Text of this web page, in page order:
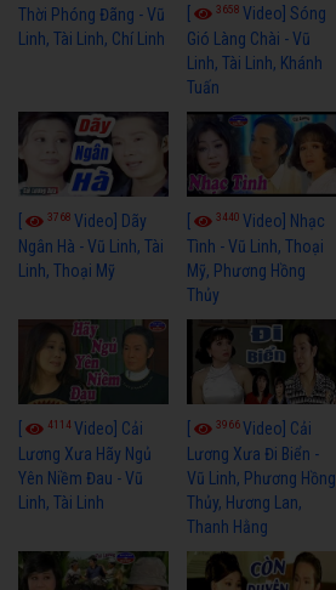
Thời Phóng Đãng - Vũ
Linh, Tài Linh, Chí Linh
3658Video] Sóng
Gió Làng Chài - Vũ
Linh, Tài Linh, Khánh
Tuấn
3768 Video] Dãy
Ngân Hà - Vũ Linh, Tài
Linh, Thoại Mỹ
3440Video] Nhạc
Tình - Vũ Linh, Thoại
Mỹ, Phương Hồng
Thủy
4114Video] Cải
Lương Xưa Hãy Ngủ
Yên Niềm Đau - Vũ
Linh, Tài Linh
3966Video] Cải
Lương Xưa Đi Biển -
Vũ Linh, Phương Hồng
Thủy, Hương Lan,
Thanh Hằng